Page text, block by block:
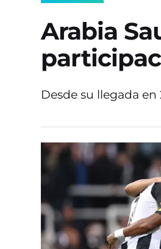
Arabia
Desde su llegada